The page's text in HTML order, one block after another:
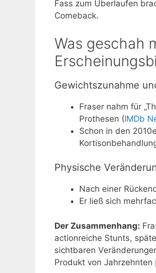
Fass zum Überlaufen
Comeback.
Was geschah
Gewichtszunahme
Fraser nahm für
Prothesen (IMDb
Schon in den
Physische
Nach einer
Er ließ sich
Der Zusammenhang:
actionreiche Stunts,
sichtbaren
Produkt von Jahrzehnten